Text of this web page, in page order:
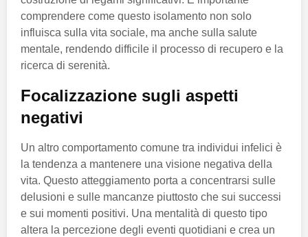
comprendere come questo isolamento non solo
influisca sulla vita sociale, ma anche sulla salute
mentale, rendendo difficile il processo di recupero e la
ricerca di serenità.
Focalizzazione sugli aspetti
negativi
Un altro comportamento comune tra individui infelici è
la tendenza a mantenere una visione negativa della
vita. Questo atteggiamento porta a concentrarsi sulle
delusioni e sulle mancanze piuttosto che sui successi
e sui momenti positivi. Una mentalità di questo tipo
altera la percezione degli eventi quotidiani e crea un